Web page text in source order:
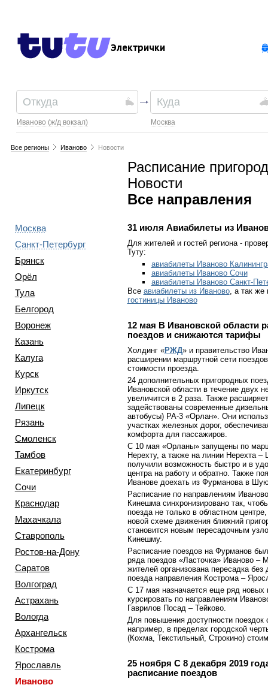
Электрички
Иваново (ж/д вокзал) Москва
Все регионы Иваново Новости
Расписание
Новости
Все направления
Москва
Санкт-Петербург
Брянск
Орёл
Тула
Белгород
Воронеж
Казань
Калуга
Курск
Иркутск
Липецк
Рязань
Смоленск
Тамбов
Екатеринбург
Сочи
Краснодар
Махачкала
Ставрополь
Ростов-на-Дону
Саратов
Волгоград
Астрахань
Вологда
Архангельск
Кострома
Ярославль
Иваново
31 июля Авиабилеты из
Для жителей и гостей региона -
Туту:
авиабилеты Иваново
авиабилеты Иваново Сочи
авиабилеты Иваново Санкт-
Все авиабилеты из Иваново, а так же
гостиницы Иваново
12 мая В Ивановской области
поездов и снижаются тарифы
Холдинг «РЖД» и правительство
расширении маршрутной сети
стоимости проезда.
24 дополнительных пригородных
Ивановской области в течение двух
увеличится в 2 раза. Также
задействованы современные
автобусы) РА-3 «Орлан». Они
участках железных дорог,
комфорта для пассажиров.
С 10 мая «Орланы» запущены по
Нерехту, а также на линии Нерехта
получили возможность быстро и в
центра на работу и обратно. Также
Иванове доехать из Фурманова в
Расписание по направлениям
Кинешма синхронизировано так,
поезда не только в областном
новой схеме движения ближний
становится новым пересадочным
Кинешму.
Расписание поездов на Фурманов
ряда поездов «Ласточка» Иваново –
жителей организована пересадка
поезда направления Кострома –
С 17 мая назначается еще ряд новых
курсировать по направлениям
Гаврилов Посад – Тейково.
Для повышения доступности
например, в пределах городской
(Кохма, Текстильный, Строкино)
25 ноября С 8 декабря 2019
расписание поездов